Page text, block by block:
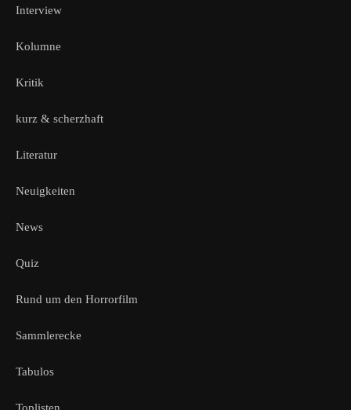
Interview
Kolumne
Kritik
kurz & scherzhaft
Literatur
Neuigkeiten
News
Quiz
Rund um den Horrorfilm
Sammlerecke
Tabulos
Toplisten